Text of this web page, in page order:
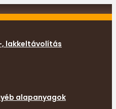
lakkeltávolítás
alapanyagok